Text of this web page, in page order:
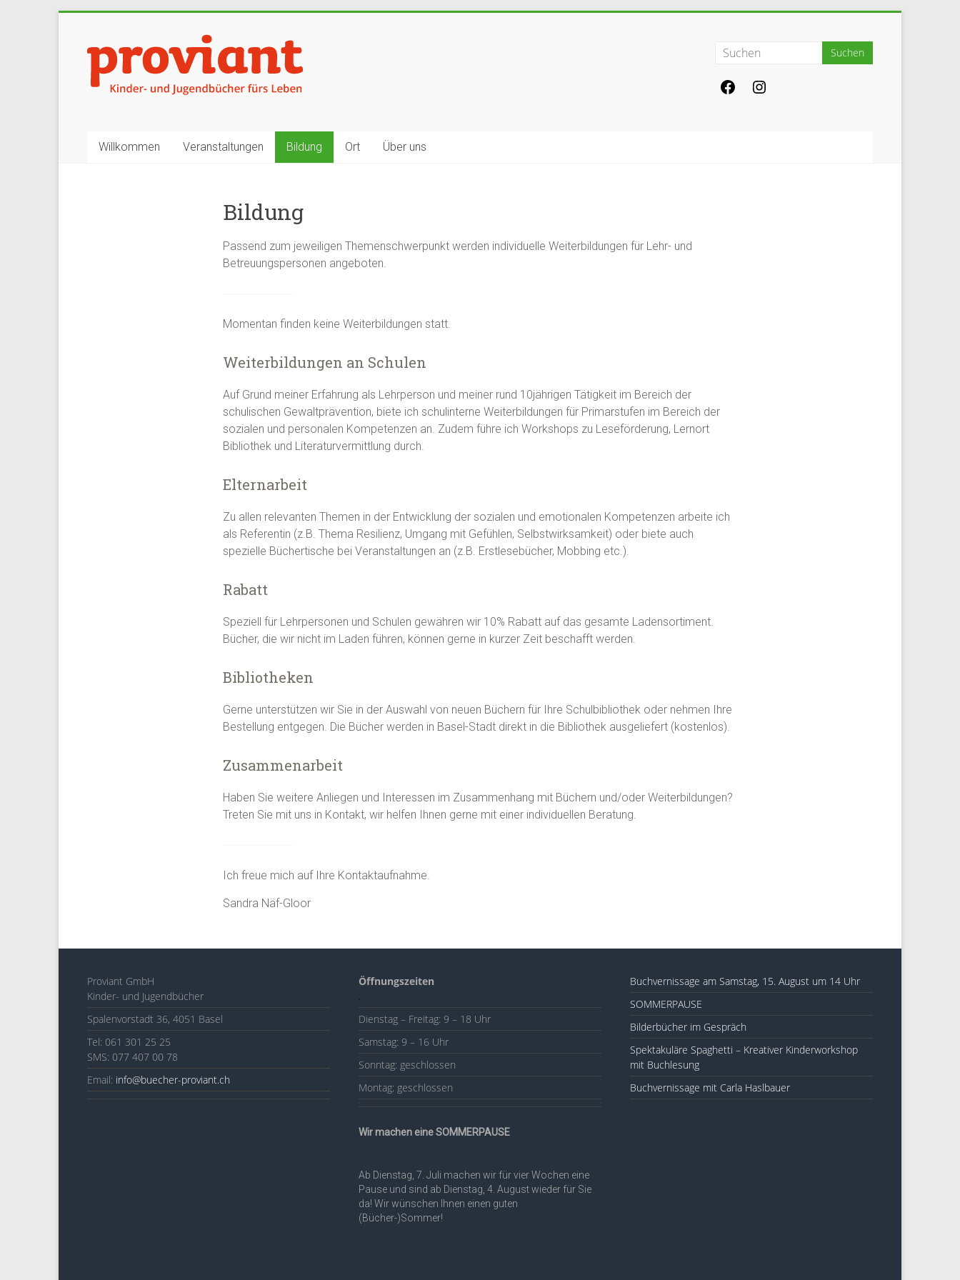
springenProviant
Kinderbücher
fürs
Willkommen Veranstaltungen Bildung Ort Über uns
Bildung
Passend zum jeweiligen Themenschwerpunkt werden individuelle Weiterbildungen für Lehr- und
Betreuungspersonen angeboten.
Momentan finden keine Weiterbildungen statt.
Weiterbildungen an Schulen
Auf Grund meiner Erfahrung als Lehrperson und meiner rund 10jährigen Tätigkeit im Bereich der
schulischen Gewaltprävention, biete ich schulinterne Weiterbildungen für Primarstufen im Bereich der
sozialen und personalen Kompetenzen an. Zudem führe ich Workshops zu Leseförderung, Lernort
Bibliothek und Literaturvermittlung durch.
Elternarbeit
Zu allen relevanten Themen in der Entwicklung der sozialen und emotionalen Kompetenzen arbeite ich
als Referentin (z.B. Thema Resilienz, Umgang mit Gefühlen, Selbstwirksamkeit) oder biete auch
spezielle Büchertische bei Veranstaltungen an (z.B. Erstlesebücher, Mobbing etc.).
Rabatt
Speziell für Lehrpersonen und Schulen gewähren wir 10% Rabatt auf das gesamte Ladensortiment.
Bücher, die wir nicht im Laden führen, können gerne in kurzer Zeit beschafft werden.
Bibliotheken
Gerne unterstützen wir Sie in der Auswahl von neuen Büchern für Ihre Schulbibliothek oder nehmen Ihre
Bestellung entgegen. Die Bücher werden in Basel-Stadt direkt in die Bibliothek ausgeliefert (kostenlos).
Zusammenarbeit
Haben Sie weitere Anliegen und Interessen im Zusammenhang mit Büchern und/oder Weiterbildungen?
Treten Sie mit uns in Kontakt, wir helfen Ihnen gerne mit einer individuellen Beratung.
Ich freue mich auf Ihre Kontaktaufnahme.
Sandra Näf-Gloor
Proviant GmbH
Kinder- und Jugendbücher
Spalenvorstadt 36, 4051 Basel
Tel: 061 301 25 25
SMS: 077 407 00 78
Email: info@buecher-proviant.ch
Öffnungszeiten
.
Dienstag – Freitag: 9 – 18 Uhr
Samstag: 9 – 16 Uhr
Sonntag: geschlossen
Montag: geschlossen
Wir machen eine SOMMERPAUSE
Ab Dienstag, 7. Juli machen wir für vier Wochen eine
Pause und sind ab Dienstag, 4. August wieder für Sie
da! Wir wünschen Ihnen einen guten
(Bücher-)Sommer!
Buchvernissage am Samstag, 15. August um 14 Uhr
SOMMERPAUSE
Bilderbücher im Gespräch
Spektakuläre Spaghetti – Kreativer Kinderworkshop
mit Buchlesung
Buchvernissage mit Carla Haslbauer